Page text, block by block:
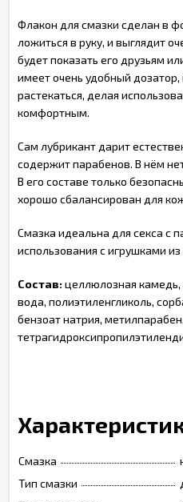
Флакон для смазки сделан в
ложиться в руку, и выглядит
будет показать его друзьям
имеет очень удобный
растекаться, делая
комфортным.
Сам лубрикант дарит
содержит парабенов. В нём
В его составе только
хорошо сбалансирован для
Смазка идеальна для секса с
использования с игрушками
Состав:целлюлозная камедь,
вода, полиэтиленгликоль,
бензоат натрия, метилпарабен,
Смазка
Тип смазки